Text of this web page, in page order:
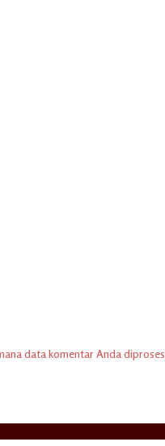
data komentar Anda diproses